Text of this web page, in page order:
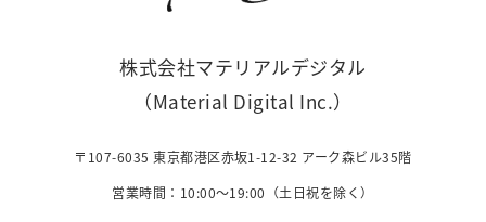
株式会社マテリアルデジタル
（Material Digital Inc.）
〒107-6035 東京都港区赤坂1-12-32 アーク森ビル35階
営業時間：10:00〜19:00（土日祝を除く）